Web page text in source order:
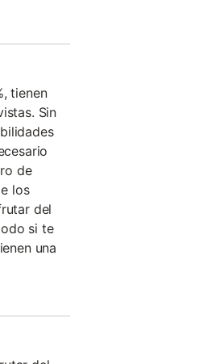
tienen
Sin
de
los
del
si te
una